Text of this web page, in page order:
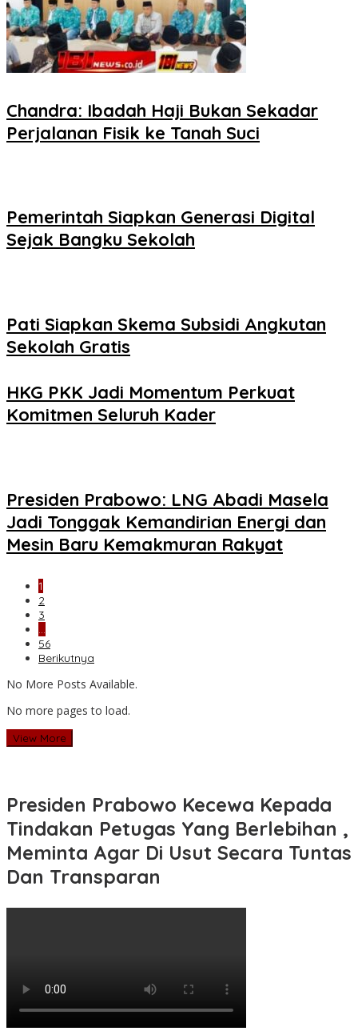
Chandra: Ibadah Haji Bukan Sekadar
Perjalanan Fisik ke Tanah Suci
Pemerintah Siapkan Generasi Digital
Sejak Bangku Sekolah
Pati Siapkan Skema Subsidi Angkutan
Sekolah Gratis
HKG PKK Jadi Momentum Perkuat
Komitmen Seluruh Kader
Presiden Prabowo: LNG Abadi Masela
Jadi Tonggak Kemandirian Energi dan
Mesin Baru Kemakmuran Rakyat
1
2
3
…
56
Berikutnya
No More Posts Available.
No more pages to load.
View More
Presiden Prabowo Kecewa Kepada
Tindakan Petugas Yang Berlebihan ,
Meminta Agar Di Usut Secara Tuntas
Dan Transparan